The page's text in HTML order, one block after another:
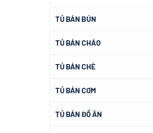
TỦ BÁN BÚN
TỦ BÁN CHÁO
TỦ BÁN CHÈ
TỦ BÁN CƠM
TỦ BÁN ĐỒ ĂN